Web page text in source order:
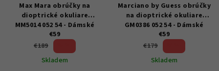
Max Mara obrúčky na
dioptrické okuliare
MM5014 052 54 - Dámské
€59
€189
Skladem
Marciano by Guess obrúčky
na dioptrické okuliare
GM0386 052 54 - Dámské
€59
€179
Skladem